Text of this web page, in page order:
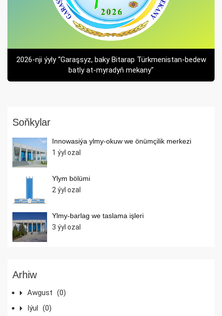
2026-nji ýyly “Garaşsyz, baky Bitarap Türkmenistan-bedew
batly at-myradyň mekany"
Soňkylar
Innowasiýa ylmy-okuw we önümçilik merkezi
1 ýyl ozal
Ylym bölümi
2 ýyl ozal
Ylmy-barlag we taslama işleri
3 ýyl ozal
Arhiw
Awgust (0)
Iýul (0)